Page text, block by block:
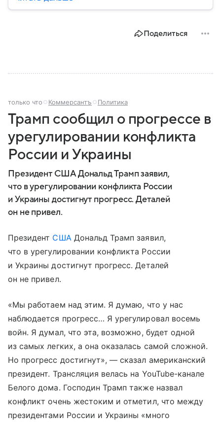
Поделиться
только что Коммерсантъ Политика
Трамп сообщил о прогрессе в
урегулировании конфликта
России и Украины
Президент США Дональд Трамп заявил,
что в урегулировании конфликта России
и Украины достигнут прогресс. Деталей
он не привел.
Президент СШАДональд Трамп заявил,
что в урегулировании конфликта России
и Украины достигнут прогресс. Деталей
он не привел.
«Мы работаем над этим. Я думаю, что у нас
наблюдается прогресс… Я урегулировал восемь
войн. Я думал, что эта, возможно, будет одной
из самых легких, а она оказалась самой сложной.
Но прогресс достигнут», — сказал американский
президент. Трансляция велась на YouTube-канале
Белого дома. Господин Трамп также назвал
конфликт очень жестоким и отметил, что между
президентами России и Украины «много